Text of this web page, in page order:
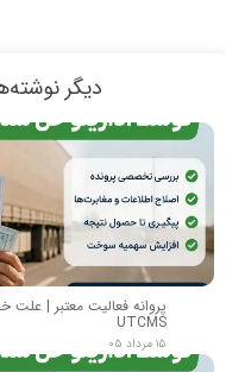
دیگر
پروانه فعالیت معتبر | علت
UTCMS
۱۵ مرداد ۰۵